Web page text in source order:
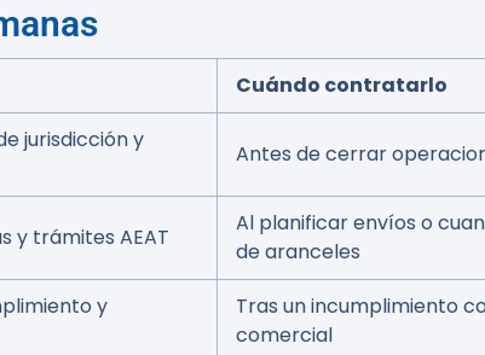
Cuándo contratarlo
jurisdicción y
Antes de cerrar
y trámites AEAT
Al planificar envíos o
de aranceles
y
Tras un incumplimiento
comercial